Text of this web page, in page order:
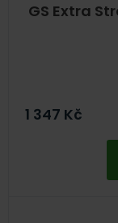
GS Extra
1 347 Kč